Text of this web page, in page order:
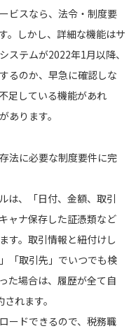
ビスなら、法令・制度要
。しかし、詳細な機能はサ
ステムが2022年1月以降、
るのか、早急に確認しな
足している機能があれ
あります。
法に必要な制度要件に完
は、「日付、金額、取引
ャナ保存した証憑類など
す。取引情報と紐付けし
「取引先」でいつでも検
た場合は、履歴が全て自
れます。
ードできるので、税務職